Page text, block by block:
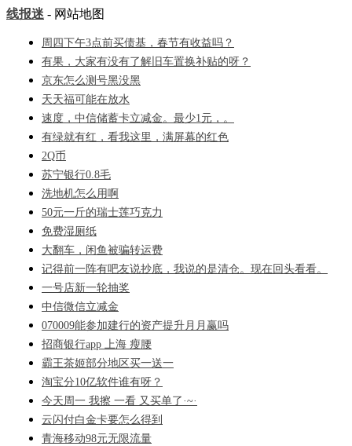
线报迷 - 网站地图
周四下午3点前买债基，春节有收益吗？
有果，大家有没有了解旧车置换补贴的呀？
京东怎么测号黑没黑
天天福可能在放水
速度，中信储蓄卡立减金。最少1元，。
有绿就有红，看我这里，满屏幕的红色
2Q币
苏宁银行0.8毛
洗地机怎么用啊
50元一斤的瑞士莲巧克力
免费湿厕纸
大翻车，闲鱼被骗转运费
记得前一阵有吧友说抄底，我说的是清仓。现在回头看看。
一号店新一轮抽奖
中信微信立减金
070009能参加建行的资产提升月月赢吗
招商银行app 上海 瘦腰
霸王茶姬部分地区买一送一
淘宝分10亿软件谁有呀？
今天周一 我擦 一看 又买单了·~·
云闪付白金卡要怎么得到
青海移动98元无限流量